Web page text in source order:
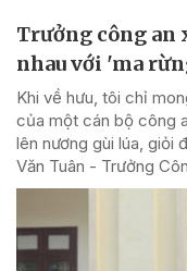
Trưởng công an
nhau với 'ma
Khi về hưu, tôi chỉ
của một cán bộ công
lên nương gùi lúa, giỏi
Văn Tuân - Trưởng